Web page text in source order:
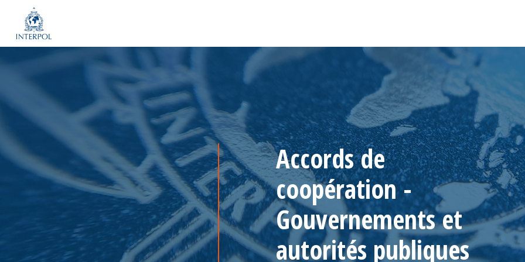
Accords de
coopération -
Gouvernements et
autorités publiques